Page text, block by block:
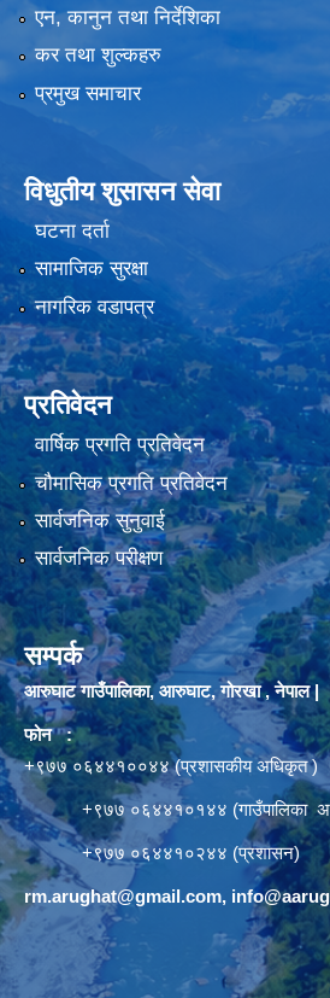
एन, कानुन तथा निर्देशिका
कर तथा शुल्कहरु
प्रमुख समाचार
विधुतीय शुसासन सेवा
घटना दर्ता
सामाजिक सुरक्षा
नागरिक वडापत्र
प्रतिवेदन
वार्षिक प्रगति प्रतिवेदन
चौमासिक प्रगति प्रतिवेदन
सार्वजनिक सुनुवाई
सार्वजनिक परीक्षण
सम्पर्क
आरुघाट गाउँपालिका, आरुघाट, गोरखा , नेपाल |
फोन :
+९७७ ०६४४१००४४ (प्रशासकीय अधिकृत )
+९७७ ०६४४१०१४४ (गाउँपालिका
+९७७ ०६४४१०२४४ (प्रशासन)
rm.arughat@gmail.com,